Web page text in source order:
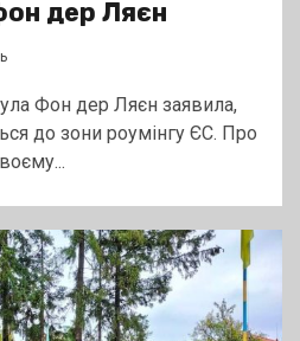
дер Ляєн
Фон дер Ляєн заявила,
до зони роумінгу ЄС. Про